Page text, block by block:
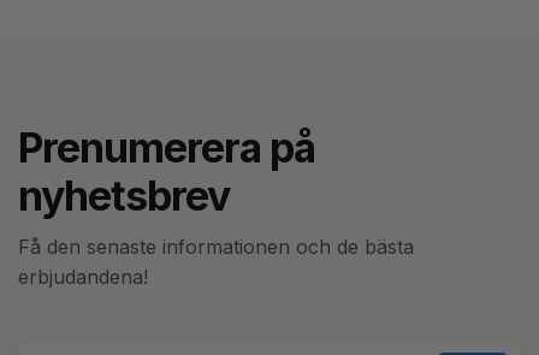
Prenumerera på
nyhetsbrev
Få den senaste informationen och de bästa
erbjudandena!